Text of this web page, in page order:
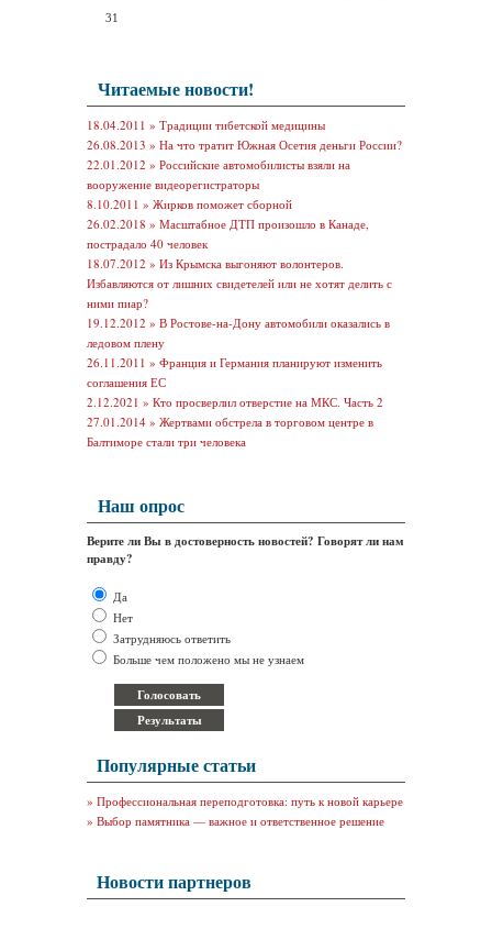
31
Читаемые новости!
18.04.2011 » Традиции тибетской медицины
26.08.2013 » На что тратит Южная Осетия деньги России?
22.01.2012 » Российские автомобилисты взяли на
вооружение видеорегистраторы
8.10.2011 » Жирков поможет сборной
26.02.2018 » Масштабное ДТП произошло в Канаде,
пострадало 40 человек
18.07.2012 » Из Крымска выгоняют волонтеров.
Избавляются от лишних свидетелей или не хотят делить с
ними пиар?
19.12.2012 » В Ростове-на-Дону автомобили оказались в
ледовом плену
26.11.2011 » Франция и Германия планируют изменить
соглашения ЕС
2.12.2021 » Кто просверлил отверстие на МКС. Часть 2
27.01.2014 » Жертвами обстрела в торговом центре в
Балтиморе стали три человека
Наш опрос
Верите ли Вы в достоверность новостей? Говорят ли нам
правду?
Да
Нет
Затрудняюсь ответить
Больше чем положено мы не узнаем
Популярные статьи
» Профессиональная переподготовка: путь к новой карьере
» Выбор памятника — важное и ответственное решение
Новости партнеров